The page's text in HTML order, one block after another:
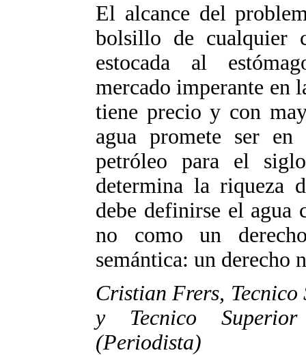
El alcance del
bolsillo de cualquier
estocada al
mercado imperante en
tiene precio y con
agua promete ser
petróleo para el
determina la riqueza
debe definirse el agua
no como un
semántica: un derecho
Cristian Frers, Tecnico
y Tecnico
(Periodista)